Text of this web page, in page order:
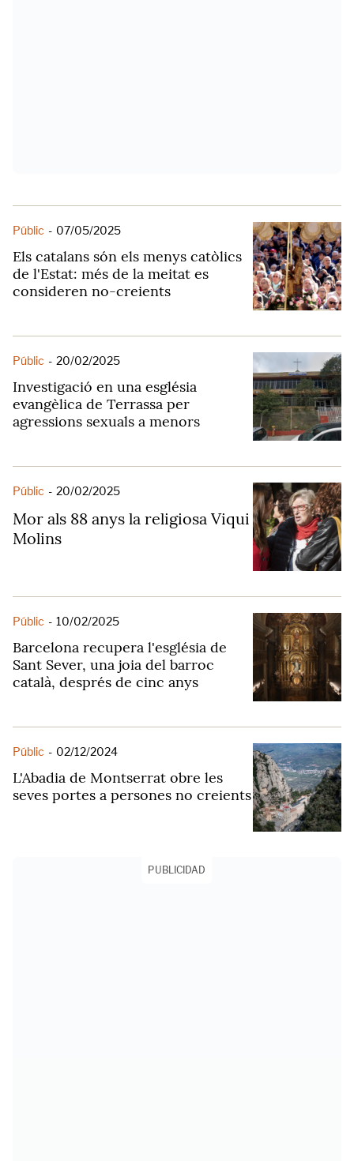
Públic - 07/05/2025
Els catalans són els menys catòlics
de l'Estat: més de la meitat es
consideren no-creients
Públic - 20/02/2025
Investigació en una església
evangèlica de Terrassa per
agressions sexuals a menors
Públic - 20/02/2025
Mor als 88 anys la religiosa Viqui
Molins
Públic - 10/02/2025
Barcelona recupera l'església de
Sant Sever, una joia del barroc
català, després de cinc anys
Públic - 02/12/2024
L'Abadia de Montserrat obre les
seves portes a persones no creients
PUBLICIDAD